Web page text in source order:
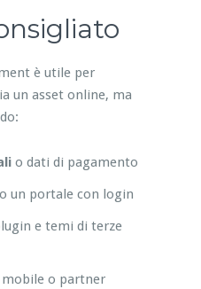
è utile per
un asset online, ma
o dati di pagamento
un portale con login
e temi di terze
mobile o partner